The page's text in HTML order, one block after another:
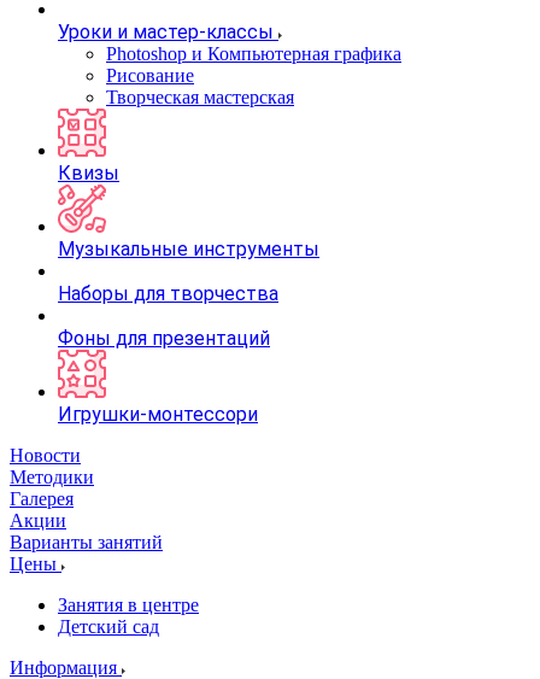
Уроки и мастер-классы
Photoshop и Компьютерная графика
Рисование
Творческая мастерская
Квизы
Музыкальные инструменты
Наборы для творчества
Фоны для презентаций
Игрушки-монтессори
Новости
Методики
Галерея
Акции
Варианты занятий
Цены
Занятия в центре
Детский сад
Информация